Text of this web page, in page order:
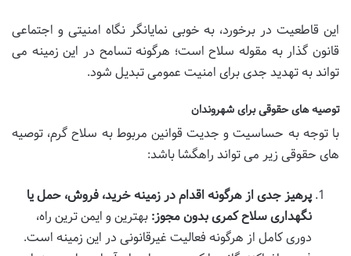
این قاطعیت در برخورد، به خوبی نمایانگر نگاه امنیتی و اجتماعی
قانون گذار به مقوله سلاح است؛ هرگونه تسامح در این زمینه می
تواند به تهدید جدی برای امنیت عمومی تبدیل شود.
توصیه های حقوقی برای شهروندان
با توجه به حساسیت و جدیت قوانین مربوط به سلاح گرم، توصیه
های حقوقی زیر می تواند راهگشا باشد:
پرهیز جدی از هرگونه اقدام در زمینه خرید، فروش، حمل یا
نگهداری سلاح کمری بدون مجوز: بهترین و ایمن ترین راه،
دوری کامل از هرگونه فعالیت غیرقانونی در این زمینه است.